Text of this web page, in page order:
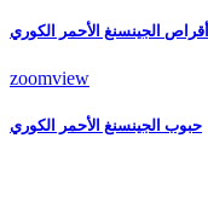
أقراص الجينسنغ الأحمر الكوري
zoomview
حبوب الجينسنغ الأحمر الكوري